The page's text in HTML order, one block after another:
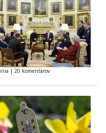
| 20 komentárov